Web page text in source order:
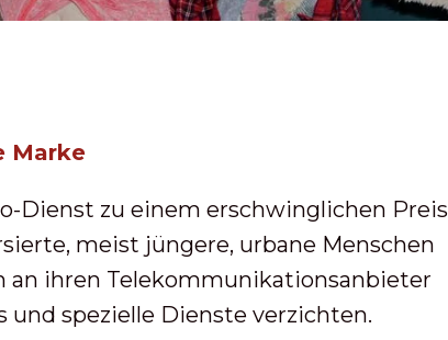
Marke
Dienst zu einem erschwinglichen Preis
meist jüngere, urbane Menschen
an ihren Telekommunikationsanbieter
und spezielle Dienste verzichten.